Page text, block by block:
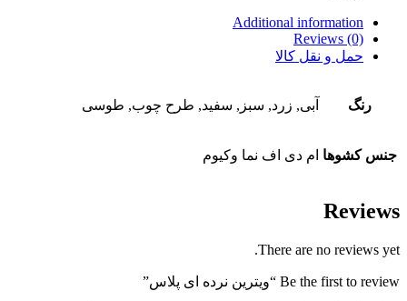
Additional information
Reviews (0)
حمل و نقل کالا
رنگ آبی, زرد, سبز, سفید, طرح چوب, طوسی
جنس کشوها ام دی اف نما وکیوم
Reviews
There are no reviews yet.
Be the first to review “ویترین نرده ای پلاس”